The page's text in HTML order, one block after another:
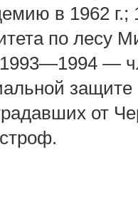
в 1962
по лесу
—
от